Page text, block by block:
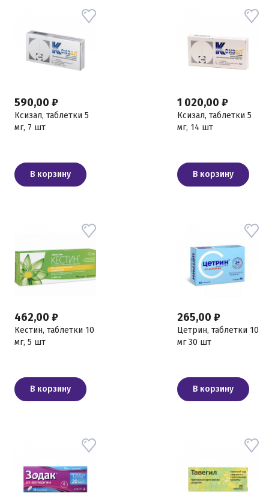
590,00 ₽
Ксизал, таблетки 5
мг, 7 шт
В корзину
1 020,00 ₽
Ксизал, таблетки 5
мг, 14 шт
В корзину
462,00 ₽
Кестин, таблетки 10
мг, 5 шт
В корзину
265,00 ₽
Цетрин, таблетки 10
мг 30 шт
В корзину